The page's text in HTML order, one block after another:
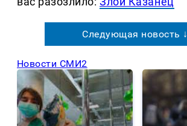
Следующая новость ↓
Новости СМИ2